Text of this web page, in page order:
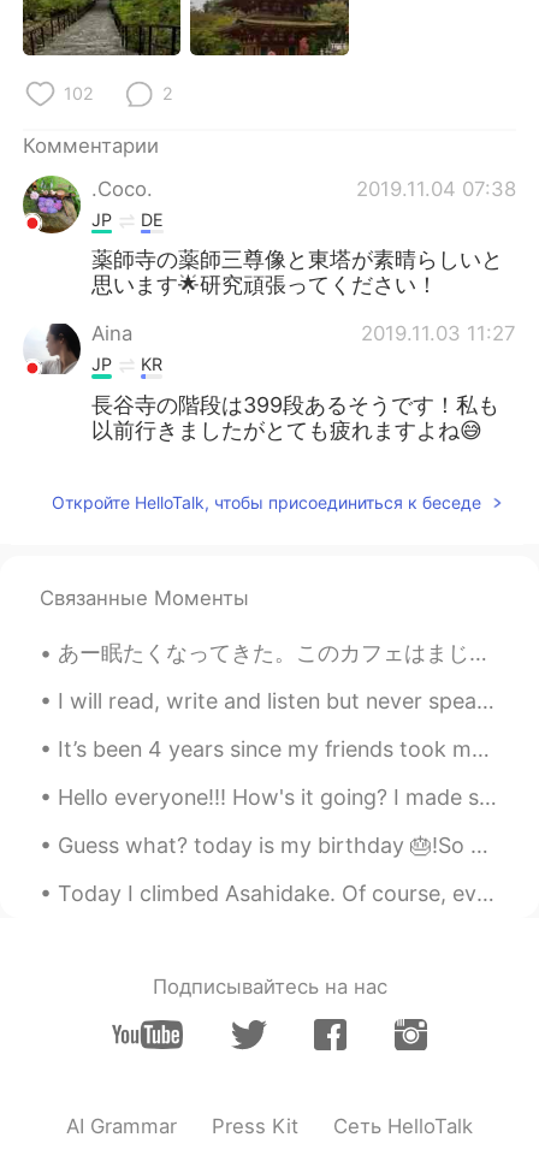
102 2
Комментарии
.Coco.
2019.11.04 07:38
JP DE
薬師寺の薬師三尊像と東塔が素晴らしいと
思います🌟研究頑張ってください！
Aina 2019.11.03 11:27
JP KR
長谷寺の階段は399段あるそうです！私も
以前行きましたがとても疲れますよね😅
Откройте HelloTalk, чтобы присоединиться к беседе
Связанные Моменты
あー眠たくなってきた。このカフェはまじ快適な場所だよ。 今日は家で仕事をするはずなのに。。。😅 Ahh... I'm getting sleepy. This cafe is such a ...
I will read, write and listen but never speak another language. I’m far too nervous. — So I’ve do...
It’s been 4 years since my friends took me to a restaurant where I had to catch my own fish! I m...
Hello everyone!!! How's it going? I made some Chocolate Chip Cookies a little while ago. Here ar...
Guess what? today is my birthday 🎂!So excited to be off eating and grabbing drinks soon. Wish eve...
Today I climbed Asahidake. Of course, even at the peak of Hokkaido, I was eating sweets 😋 I’d sa...
Подписывайтесь на нас
AI Grammar Press Kit Сеть HelloTalk